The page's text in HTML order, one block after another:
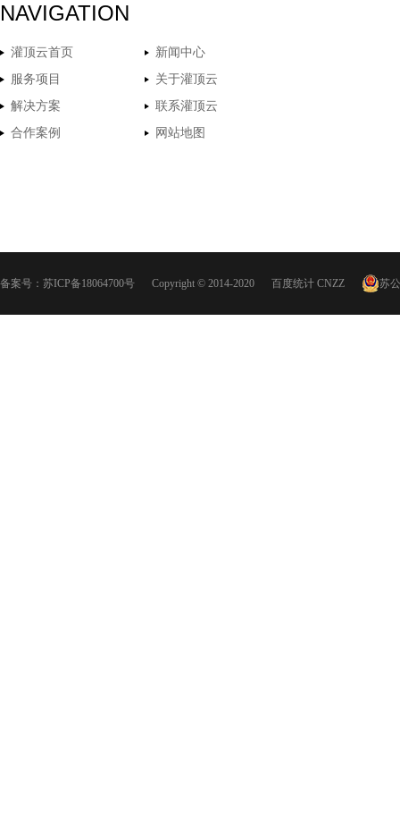
NAVIGATION
灌顶云首页
新闻中心
服务项目
关于灌顶云
解决方案
联系灌顶云
合作案例
网站地图
备案号： 苏ICP备18064700号 Copyright © 2014-2020 百度统计 CNZZ 苏